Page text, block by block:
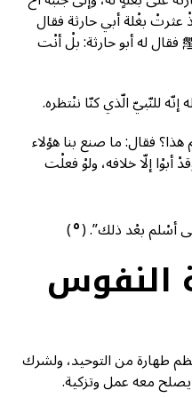
عثرتْ بغْلة أبي حارثة فقال
فقال له أبو حارثة: بلْ أنْت
للنّبيّ الّذي كنّا ننْتظره.
فقال: ما صنع بنا هؤلاء
أبوْا إلّا خلافه، ولوْ فعلْت
أسْلم بعْد ذلك”. (٥)
النفوس
طهارة من التوحيد، ولشرك
معه عمل وتزكية.